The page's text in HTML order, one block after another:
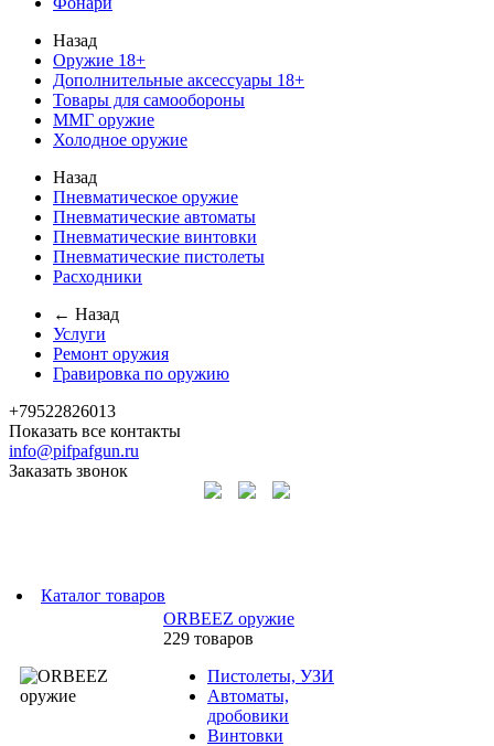
Назад
Оружие 18+
Дополнительные аксессуары 18+
Товары для самообороны
ММГ оружие
Холодное оружие
Назад
Пневматическое оружие
Пневматические автоматы
Пневматические винтовки
Пневматические пистолеты
Расходники
← Назад
Услуги
Ремонт оружия
Гравировка по оружию
+79522826013
Показать все контакты
info@pifpafgun.ru
Заказать звонок
Каталог товаров
ORBEEZ оружие
229 товаров
Пистолеты, УЗИ
Автоматы,
дробовики
Винтовки